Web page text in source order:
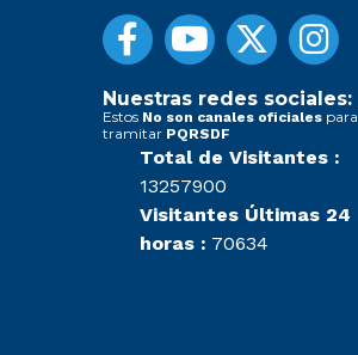
Nuestras redes sociales:
Estos No son canales oficiales para
tramitar PQRSDF
Total de Visitantes :
13257900
Visitantes Últimas 24
horas : 70634